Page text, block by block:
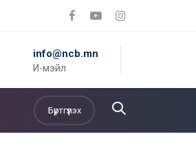
info@ncb.mn
И-мэйл
Бүртгүүлэх